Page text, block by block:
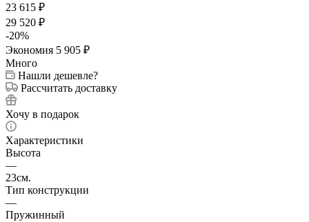
23 615 ₽
29 520 ₽
-20%
Экономия 5 905 ₽
Много
Нашли дешевле?
Рассчитать доставку
Хочу в подарок
Характеристики
Высота
—
23см.
Тип конструкции
—
Пружинный